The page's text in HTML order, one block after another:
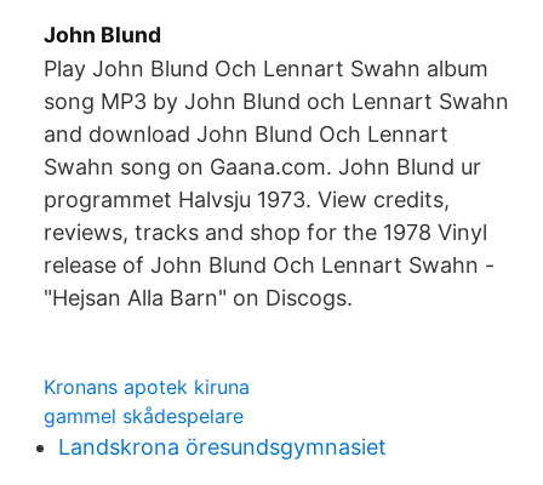
John Blund
Play John Blund Och Lennart Swahn album
song MP3 by John Blund och Lennart Swahn
and download John Blund Och Lennart
Swahn song on Gaana.com. John Blund ur
programmet Halvsju 1973. View credits,
reviews, tracks and shop for the 1978 Vinyl
release of John Blund Och Lennart Swahn -
"Hejsan Alla Barn" on Discogs.
Kronans apotek kiruna
gammel skådespelare
Landskrona öresundsgymnasiet